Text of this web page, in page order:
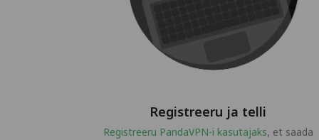
Registreeru ja telli
Registreeru PandaVPN-i kasutajaks, et saada